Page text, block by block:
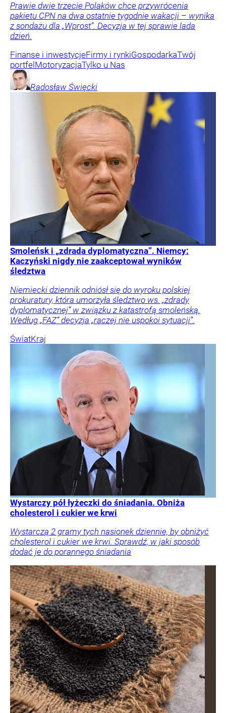
Prawie dwie trzecie Polaków chce przywrócenia
pakietu CPN na dwa ostatnie tygodnie wakacji – wynika
z sondażu dla „Wprost”. Decyzja w tej sprawie lada
dzień.
Finanse i inwestycjeFirmy i rynkiGospodarkaTwój
portfel MotoryzacjaTylko u Nas
Radosław Święcki
Smoleńsk i „zdrada dyplomatyczna”. Niemcy:
Kaczyński nigdy nie zaakceptował wyników
śledztwa
Niemiecki dziennik odniósł się do wyroku polskiej
prokuratury, która umorzyła śledztwo ws. „zdrady
dyplomatycznej” w związku z katastrofą smoleńską.
Według „FAZ” decyzja „raczej nie uspokoi sytuacji”.
ŚwiatKraj
Wystarczy pół łyżeczki do śniadania. Obniża
cholesterol i cukier we krwi
Wystarczą 2 gramy tych nasionek dziennie, by obniżyć
cholesterol i cukier we krwi. Sprawdź, w jaki sposób
dodać je do porannego śniadania